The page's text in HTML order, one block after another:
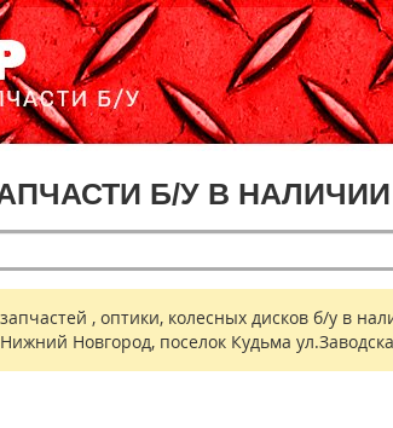
Б/У В НАЛИЧИИ
, оптики, колесных дисков б/у в
Нижний Новгород, поселок Кудьма